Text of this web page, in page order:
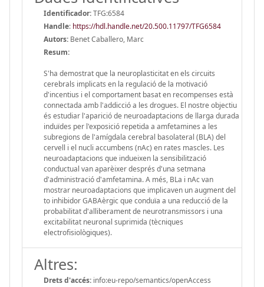
Identificador:TFG:6584
Handle: https://hdl.handle.net/20.500.11797/TFG6584
Autors: Benet Caballero, Marc
Resum:
S'ha demostrat que la neuroplasticitat en els circuits
cerebrals implicats en la regulació de la motivació
d'incentius i el comportament basat en recompenses està
connectada amb l'addicció a les drogues. El nostre objectiu
és estudiar l'aparició de neuroadaptacions de llarga durada
induïdes per l'exposició repetida a amfetamines a les
subregions de l'amígdala cerebral basolateral (BLA) del
cervell i el nucli accumbens (nAc) en rates mascles. Les
neuroadaptacions que indueixen la sensibilització
conductual van aparèixer després d'una setmana
d'administració d'amfetamina. A més, BLa i nAc van
mostrar neuroadaptacions que implicaven un augment del
to inhibidor GABAèrgic que conduïa a una reducció de la
probabilitat d'alliberament de neurotransmissors i una
excitabilitat neuronal suprimida (tècniques
electrofisiològiques).
Altres:
Drets d'accés: info:eu-repo/semantics/openAccess